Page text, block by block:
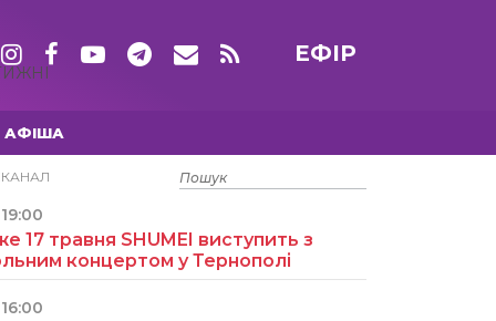
ЕФІР
АФІША
15 ТРАВНЯ
19:00
17 травня SHUMEI виступить з
концертом у Тернополі
16:00